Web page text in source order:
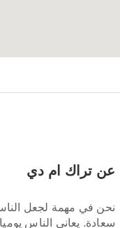
عن تراك ام دي
نحن في مهمة لجعل
سعادة. يعاني الناس